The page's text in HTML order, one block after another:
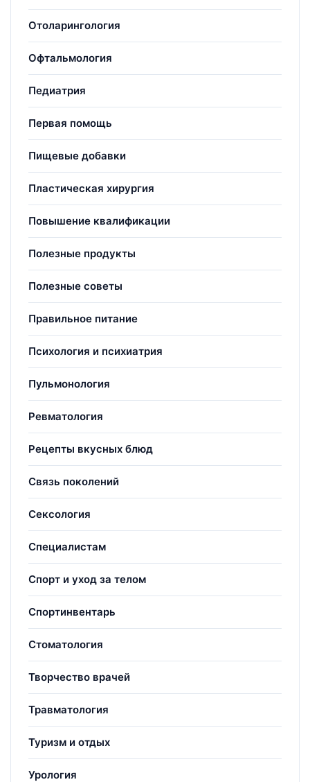
Отоларингология
Офтальмология
Педиатрия
Первая помощь
Пищевые добавки
Пластическая хирургия
Повышение квалификации
Полезные продукты
Полезные советы
Правильное питание
Психология и психиатрия
Пульмонология
Ревматология
Рецепты вкусных блюд
Связь поколений
Сексология
Специалистам
Спорт и уход за телом
Спортинвентарь
Стоматология
Творчество врачей
Травматология
Туризм и отдых
Урология